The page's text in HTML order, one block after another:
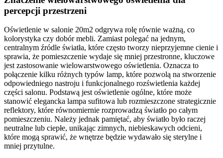
percepcji przestrzeni
Oświetlenie w salonie 20m2 odgrywa rolę równie ważną, co
kolorystyka czy dobór mebli. Zamiast polegać na jednym,
centralnym źródle światła, które często tworzy nieprzyjemne cienie i
sprawia, że pomieszczenie wydaje się mniej przestronne, kluczowe
jest zastosowanie wielowarstwowego oświetlenia. Oznacza to
połączenie kilku różnych typów lamp, które pozwolą na stworzenie
odpowiedniego nastroju i funkcjonalnego rozświetlenia każdej
części salonu. Podstawą jest oświetlenie ogólne, które może
stanowić elegancka lampa sufitowa lub rozmieszczone strategicznie
reflektory, które równomiernie rozprowadzą światło po całym
pomieszczeniu. Należy jednak pamiętać, aby światło było raczej
neutralne lub ciepłe, unikając zimnych, niebieskawych odcieni,
które mogą sprawić, że wnętrze będzie wydawało się sterylne i
mniej przytulne.